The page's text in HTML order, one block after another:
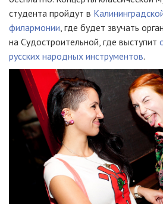
студента пройдут в
филармонии, где будет звучать
на Судостроительной, где выступит
русских народных инструментов.